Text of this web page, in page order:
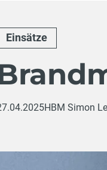
Einsätze
HBM Simon